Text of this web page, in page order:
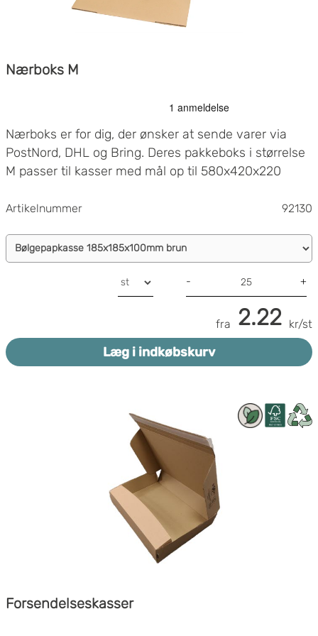
Nærboks M
Nærboks er for dig, der ønsker at sende varer via
PostNord, DHL og Bring. Deres pakkeboks i størrelse
M passer til kasser med mål op til 580x420x220
mellemstore varer!
Artikelnummer 92130
- +
fra 2.22 kr/st
Læg i indkøbskurv
Forsendelseskasser